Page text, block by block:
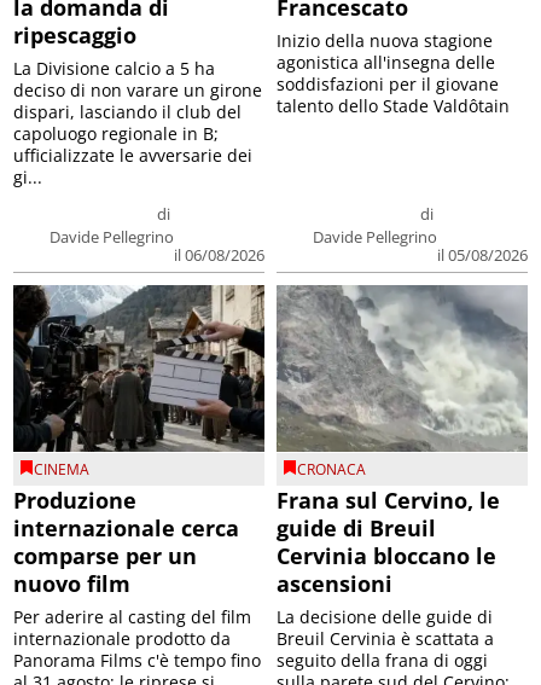
la domanda di
ripescaggio
di
Davide Pellegrino
il 06/08/2026
La Divisione calcio a 5 ha
deciso di non varare un girone
dispari, lasciando il club del
capoluogo regionale in B;
ufficializzate le avversarie dei
gi...
Francescato
di
Davide Pellegrino
il 05/08/2026
Inizio della nuova stagione
agonistica all'insegna delle
soddisfazioni per il giovane
talento dello Stade Valdôtain
CINEMA
Produzione
internazionale cerca
comparse per un
nuovo film
Per aderire al casting del film
internazionale prodotto da
Panorama Films c'è tempo fino
CRONACA
Frana sul Cervino, le
guide di Breuil
Cervinia bloccano le
ascensioni
La decisione delle guide di
Breuil Cervinia è scattata a
seguito della frana di oggi